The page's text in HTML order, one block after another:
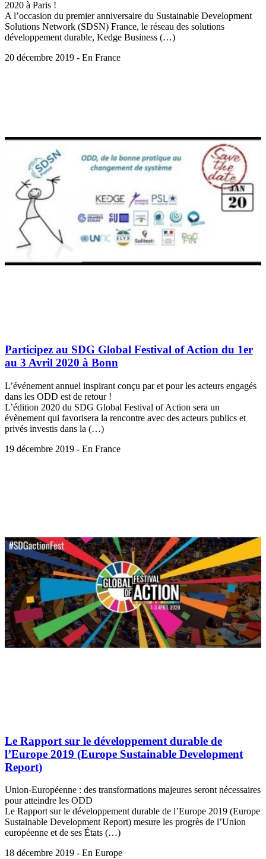
2020 à Paris !
A l’occasion du premier anniversaire du Sustainable Development
Solutions Network (SDSN) France, le réseau des solutions
développement durable, Kedge Business (…)
20 décembre 2019 - En France
Participez au SDG Global Festival of Action du 1er
au 3 Avril 2020 à Bonn
L’événement annuel inspirant conçu par et pour les acteurs engagés
dans les ODD est de retour !
L’édition 2020 du SDG Global Festival of Action sera un
évènement qui favorisera la rencontre avec des acteurs publics et
privés investis dans la (…)
19 décembre 2019 - En France
Le Rapport sur le développement durable de
l’Europe 2019 (Europe Sustainable Development
Report)
Union-Européenne : des transformations majeures seront nécessaires
pour atteindre les ODD
Le Rapport sur le développement durable de l’Europe 2019 (Europe
Sustainable Development Report) mesure les progrès de l’Union
européenne et de ses États (…)
18 décembre 2019 - En Europe